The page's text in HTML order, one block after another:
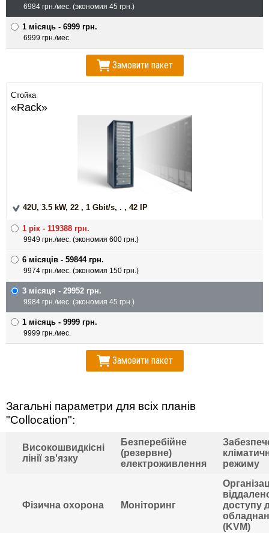
6984 грн./мес. (экономия 45 грн.)
1 мiсяць - 6999 грн.
6999 грн./мес.
Замовити пакет
Стойка
«Rack»
42U, 3.5 kW, 22 , 1 Gbit/s, . , 42 IP
1 рiк - 119388 грн.
9949 грн./мес. (экономия 600 грн.)
6 мiсяцiв - 59844 грн.
9974 грн./мес. (экономия 150 грн.)
3 мiсяця - 29952 грн.
9984 грн./мес. (экономия 45 грн.)
1 мiсяць - 9999 грн.
9999 грн./мес.
Замовити пакет
Загальні параметри для всіх планів
"Collocation":
Високошвидкісні
лінії зв'язку
Безперебійне
(резервне)
електроживлення
режиму
Фізична охорона Моніторинг
доступу
(KVM)